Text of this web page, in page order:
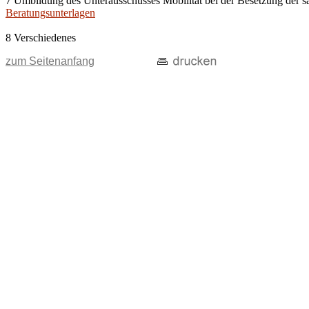
Beratungsunterlagen
8 Verschiedenes
zum Seitenanfang